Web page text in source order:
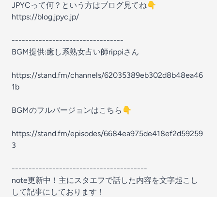
JPYCって何？という方はブログ見てね👇
https://blog.jpyc.jp/
---------------------------------
BGM提供:癒し系熟女占い師rippiさん
https://stand.fm/channels/62035389eb302d8b48ea46
1b
BGMのフルバージョンはこちら👇
https://stand.fm/episodes/6684ea975de418ef2d59259
3
----------------------------------------
note更新中！主にスタエフで話した内容を文字起こし
して記事にしております！